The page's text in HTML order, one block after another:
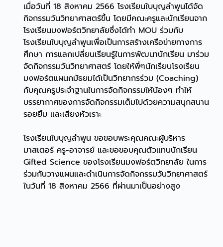
เมื่อวันที่ 18 สิงหาคม 2566 โรงเรียนใบบุญลำพูนได้จัด
กิจกรรมวันวิทยาศาสตร์ขึ้น โดยมีคณะครูและนักเรียนจาก
โรงเรียนมงฟอร์ตวิทยาลัยซึ่งได้ทำ MOU ร่วมกับ
โรงเรียนใบบุญลำพูนเพื่อเป็นการสร้างเครือข่ายทางการ
ศึกษา การแลกเปลี่ยนเรียนรู้ในการพัฒนานักเรียน มาร่วม
จัดกิจกรรมวันวิทยาศาสตร์ โดยให้พี่ๆนักเรียนโรงเรียน
มงฟอร์ตแผนกมัธยมได้เป็นวิทยากรร่วม (Coaching)
กับคุณครูประจำฐานในการจัดกิจกรรมให้น้องๆ ทำให้
บรรยากาศของการจัดกิจกรรมเต็มไปด้วยความสนุกสนาน
รอยยิ้ม และเสียงหัวเราะ
โรงเรียนใบบุญลำพูน ขอขอบพระคุณคณะผู้บริหาร
มาสเตอร์ ครู-อาจารย์ และขอขอบคุณตัวแทนนักเรียน
Gifted Science ของโรงเรียนมงฟอร์ตวิทยาลัย ในการ
ร่วมกันวางแผนและดำเนินการจัดกิจกรรมวันวิทยาศาสตร์
ในวันที่ 18 สิงหาคม 2566 ที่ผ่านมาเป็นอย่างสูง